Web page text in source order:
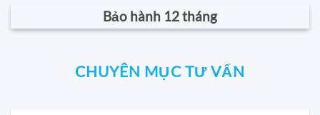
Bảo hành 12 tháng
CHUYÊN MỤC TƯ VẤN